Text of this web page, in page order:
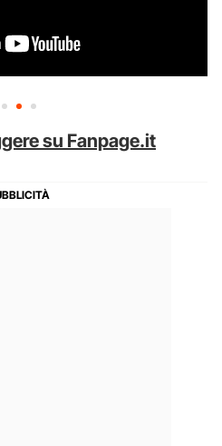
su Fanpage.it